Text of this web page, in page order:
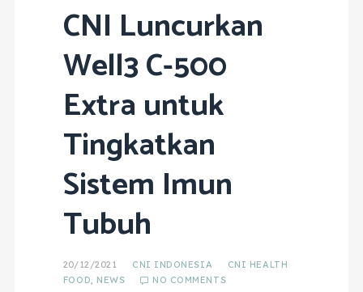
CNI Luncurkan
Well3 C-500
Extra untuk
Tingkatkan
Sistem Imun
Tubuh
20/12/2021 CNI INDONESIA
CNI HEALTH
FOOD
NEWS NO COMMENTS